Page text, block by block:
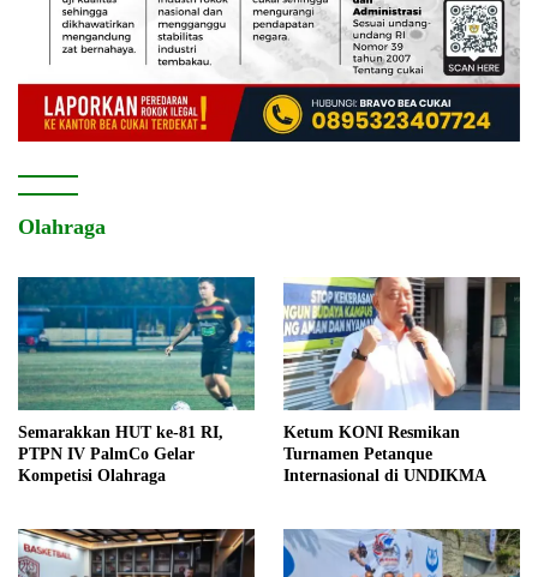
Olahraga
Semarakkan HUT ke-81 RI,
PTPN IV PalmCo Gelar
Kompetisi Olahraga
Ketum KONI Resmikan
Turnamen Petanque
Internasional di UNDIKMA